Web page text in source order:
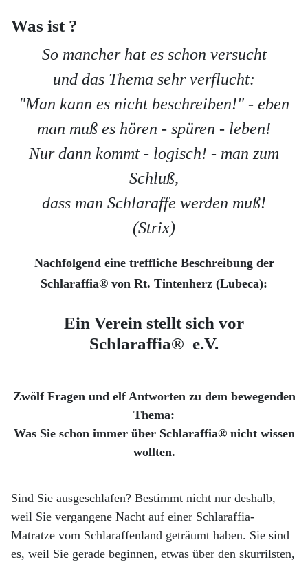
Was ist ?
So mancher hat es schon versucht
und das Thema sehr verflucht:
"Man kann es nicht beschreiben!" - eben
man muß es hören - spüren - leben!
Nur dann kommt - logisch! - man zum
Schluß,
dass man Schlaraffe werden muß!
(Strix)
Nachfolgend eine treffliche Beschreibung der
Schlaraffia® von Rt. Tintenherz (Lubeca):
Ein Verein stellt sich vor
Schlaraffia® e.V.
Zwölf Fragen und elf Antworten zu dem bewegenden
Thema:
Was Sie schon immer über Schlaraffia® nicht wissen
wollten.
Sind Sie ausgeschlafen? Bestimmt nicht nur deshalb,
weil Sie vergangene Nacht auf einer Schlaraffia-
Matratze vom Schlaraffenland geträumt haben. Sie sind
es, weil Sie gerade beginnen, etwas über den skurrilsten,